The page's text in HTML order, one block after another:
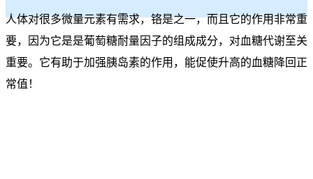
人体对很多微量元素有需求，铬是之一，而且它的作用非常重
要，因为它是是葡萄糖耐量因子的组成成分，对血糖代谢至关
重要。它有助于加强胰岛素的作用，能促使升高的血糖降回正
常值！